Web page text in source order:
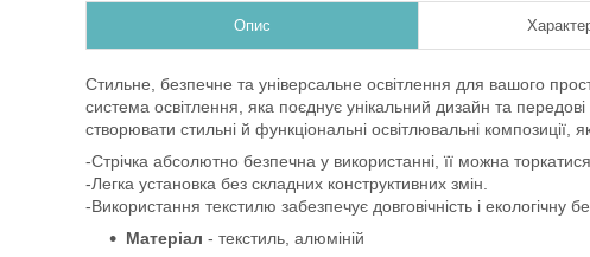
Опис
Стильне, безпечне та універсальне освітлення для вашого
система освітлення, яка поєднує унікальний дизайн та передові
створювати стильні й функціональні освітлювальні композиції,
-Стрічка абсолютно безпечна у використанні, її можна торкатися
-Легка установка без складних конструктивних змін.
-Використання текстилю забезпечує довговічність і екологічну
Матеріал - текстиль, алюміній